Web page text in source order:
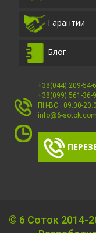
Гарантии
Блог
+38(044) 209-54-
+38(099) 561-36-
ПН-ВС : 09:00-
info@6-
© 6 Соток 2014-